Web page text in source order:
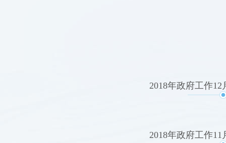
2018年政府工作12
2018年政府工作11